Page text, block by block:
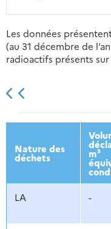
Les données
(au 31 décembre de
radioactifs présents
2013
Nature des
déchets m³
LA -